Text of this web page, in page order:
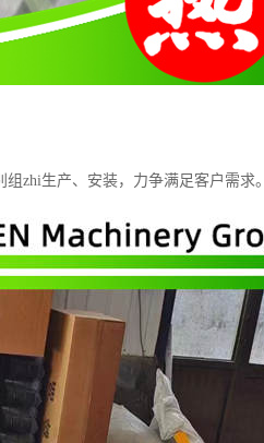
zhi生产、安装，力争满足客户需求。